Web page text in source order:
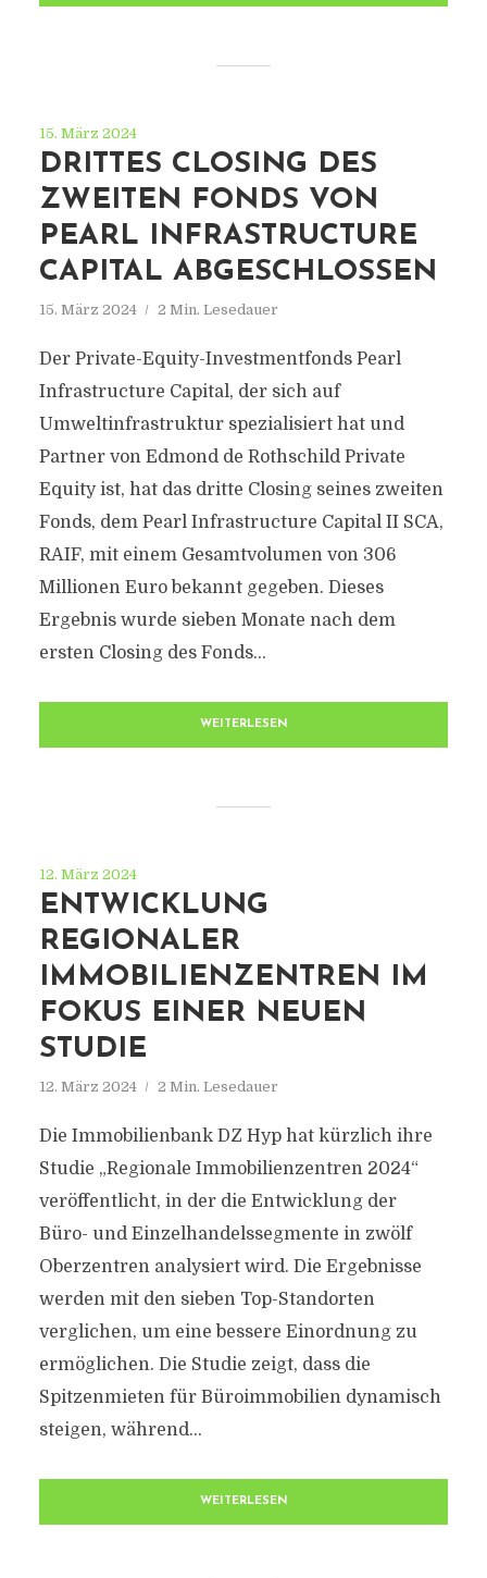
15. März 2024
DRITTES CLOSING DES
ZWEITEN FONDS VON
PEARL INFRASTRUCTURE
CAPITAL ABGESCHLOSSEN
15. März 2024 2 Min. Lesedauer
Der Private-Equity-Investmentfonds Pearl
Infrastructure Capital, der sich auf
Umweltinfrastruktur spezialisiert hat und
Partner von Edmond de Rothschild Private
Equity ist, hat das dritte Closing seines zweiten
Fonds, dem Pearl Infrastructure Capital II SCA,
RAIF, mit einem Gesamtvolumen von 306
Millionen Euro bekannt gegeben. Dieses
Ergebnis wurde sieben Monate nach dem
ersten Closing des Fonds...
WEITERLESEN
12. März 2024
ENTWICKLUNG
REGIONALER
IMMOBILIENZENTREN IM
FOKUS EINER NEUEN
STUDIE
12. März 2024 2 Min. Lesedauer
Die Immobilienbank DZ Hyp hat kürzlich ihre
Studie „Regionale Immobilienzentren 2024“
veröffentlicht, in der die Entwicklung der
Büro- und Einzelhandelssegmente in zwölf
Oberzentren analysiert wird. Die Ergebnisse
werden mit den sieben Top-Standorten
verglichen, um eine bessere Einordnung zu
ermöglichen. Die Studie zeigt, dass die
Spitzenmieten für Büroimmobilien dynamisch
steigen, während...
WEITERLESEN